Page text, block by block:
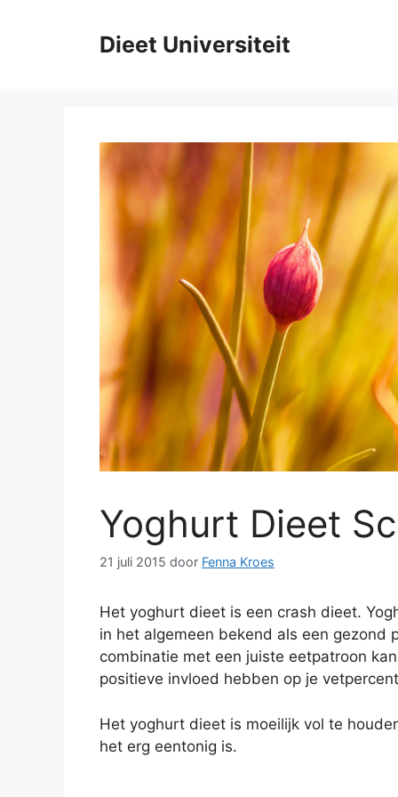
Dieet Universiteit
Yoghurt Dieet
21 juli 2015 door Fenna Kroes
Het yoghurt dieet is een crash dieet.
in het algemeen bekend als een gezond
combinatie met een juiste eetpatroon
positieve invloed hebben op je
Het yoghurt dieet is moeilijk vol te
het erg eentonig is.